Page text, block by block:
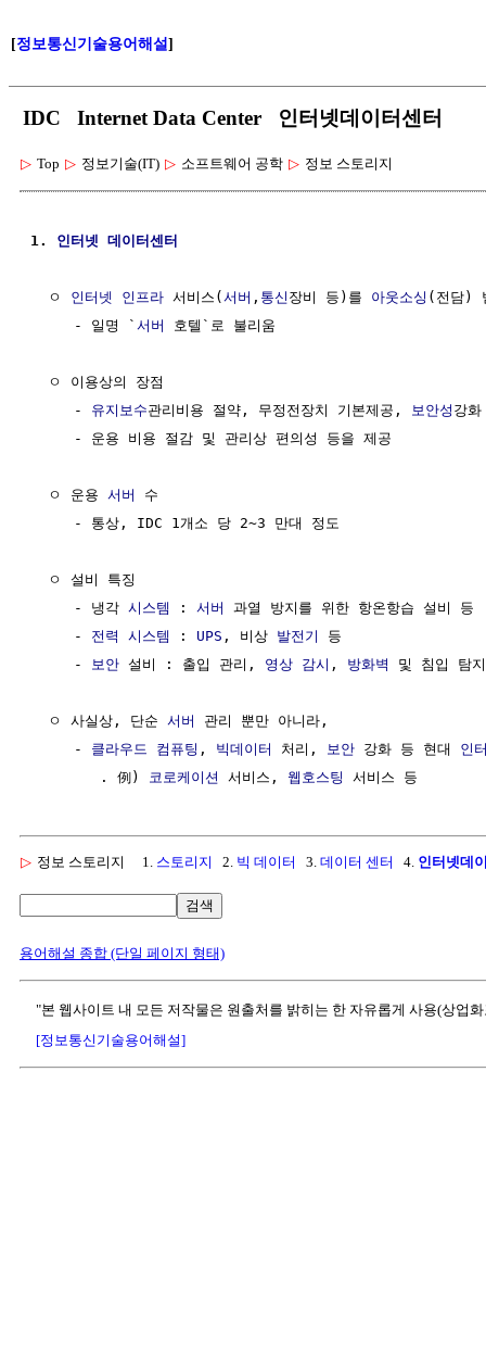
[정보통신기술용어해설]
IDC Internet Data Center 인터넷데이터센터
▷ Top ▷ 정보기술(IT) ▷ 소프트웨어 공학 ▷ 정보 스토리지
1. 인터넷 데이터센터
  ㅇ
인터넷 인프라 서비스(서버 , 통신 장비 등)를 아웃소싱 (전담)
     - 일명 `
서버 호텔`로 불리움
  ㅇ 이용상의 장점
     -
유지보수관리비용 절약, 무정전장치 기본제공, 보안성 강
     - 운용 비용 절감 및 관리상 편의성 등을 제공
  ㅇ 운용
서버
수
     - 통상, IDC 1개소 당 2~3 만대 정도
  ㅇ 설비 특징
     - 냉각
시스템 : 서버
과열 방지를 위한 항온항습 설비 등
     -
전력 시스템 : UPS , 비상 발전기
등
     -
보안 설비 : 출입 관리, 영상 감시 , 방화벽 및 침입 탐
  ㅇ 사실상, 단순
서버
관리 뿐만 아니라,
     -
클라우드 컴퓨팅 , 빅데이터 처리, 보안 강화 등 현대 인
        . 例)
코로케이션 서비스, 웹호스팅
▷ 정보 스토리지 1. 스토리지 2. 빅 데이터 3. 데이터 센터 4. 인터넷데
검색
용어해설 종합 (단일 페이지 형태)
"본 웹사이트 내 모든 저작물은 원출처를 밝히는 한 자유롭게 사용(상업
[정보통신기술용어해설]